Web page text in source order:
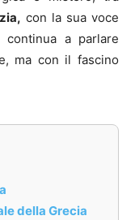
con la sua voce
continua a parlare
ma con il fascino
della Grecia